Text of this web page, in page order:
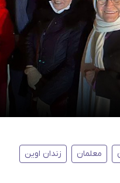
معلمان زندان اوین